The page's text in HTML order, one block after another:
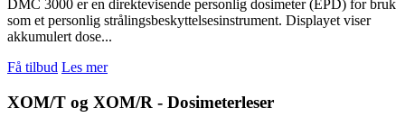
DMC 3000 er en direktevisende personlig dosimeter (EPD) for bruk
som et personlig strålingsbeskyttelsesinstrument. Displayet viser
akkumulert dose...
Få tilbud Les mer
XOM/T og XOM/R - Dosimeterleser